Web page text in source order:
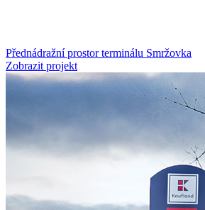
Přednádražní prostor terminálu Smržovka
Zobrazit projekt